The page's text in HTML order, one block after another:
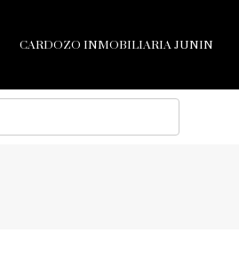
CARDOZO INMOBILIARIA JUNIN